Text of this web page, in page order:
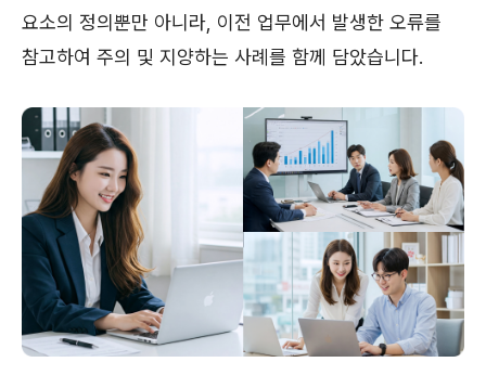
요소의 정의뿐만 아니라, 이전 업무에서 발생한 오류를
참고하여 주의 및 지양하는 사례를 함께 담았습니다.